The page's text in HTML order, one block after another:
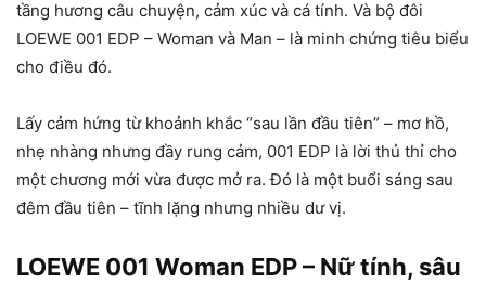
tầng hương câu chuyện, cảm xúc và cá tính. Và bộ đôi
LOEWE 001 EDP – Woman và Man – là minh chứng tiêu biểu
cho điều đó.
Lấy cảm hứng từ khoảnh khắc “sau lần đầu tiên” – mơ hồ,
nhẹ nhàng nhưng đầy rung cảm, 001 EDP là lời thủ thỉ cho
một chương mới vừa được mở ra. Đó là một buổi sáng sau
đêm đầu tiên – tĩnh lặng nhưng nhiều dư vị.
LOEWE 001 Woman EDP – Nữ tính, sâu